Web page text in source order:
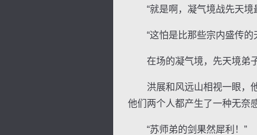
“就是啊，凝气境战先天境
“这怕是比那些宗内盛传的
在场的凝气境，先天境弟子
洪展和风远山相视一眼，他
他们两个人都产生了一种无奈感
“苏师弟的剑果然犀利！”